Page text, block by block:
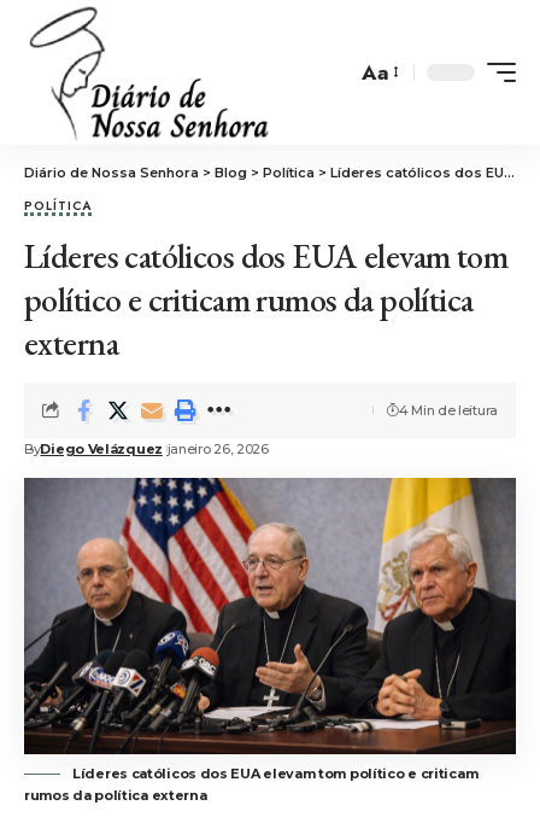
Font
Aa
Diário de Nossa Senhora > Blog > Política > Líderes católicos dos EUA elevam tom político e criticam rumos da política externa
POLÍTICA
Líderes católicos dos EUA elevam tom
político e criticam rumos da política
externa
ByDiego Velázquez janeiro 26, 2026
4 Min de leitura
Líderes católicos dos EUA elevam tom político e criticam
rumos da política externa